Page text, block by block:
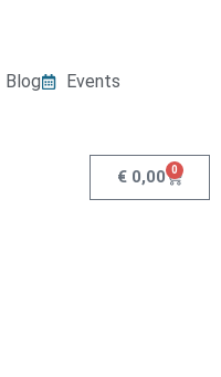
Blog
Events
€ 0,00 0